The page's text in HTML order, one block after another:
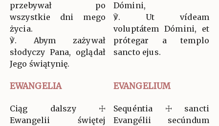
przebywał po
wszystkie dni mego
życia.
℣. Abym zażywał
słodyczy Pana, oglądał
Jego świątynię.
Dómini,
℣. Ut vídeam
voluptátem Dómini, et
prótegar a templo
sancto ejus.
EWANGELIA EVANGELIUM
Ciąg dalszy ☩
Ewangelii świętej
Sequéntia ☩ sancti
Evangélii secúndum